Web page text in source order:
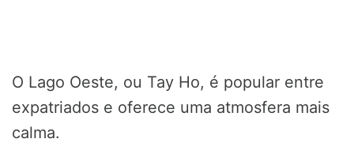
O Lago Oeste, ou Tay Ho, é popular entre
expatriados e oferece uma atmosfera mais
calma.